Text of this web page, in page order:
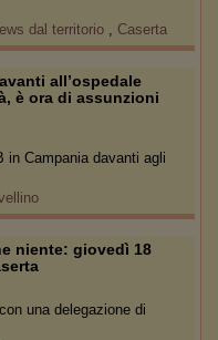
dal territorio , Caserta
all’ospedale
è ora di assunzioni
in Campania davanti agli
niente: giovedì 18
una delegazione di